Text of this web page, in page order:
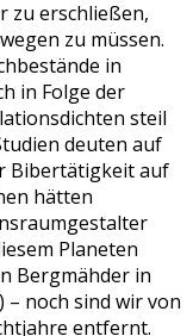
zu erschließen,
zu müssen.
in
in Folge der
steil
deuten auf
Bibertätigkeit auf
hätten
Planeten
Bergmähder in
– noch sind wir von
entfernt.